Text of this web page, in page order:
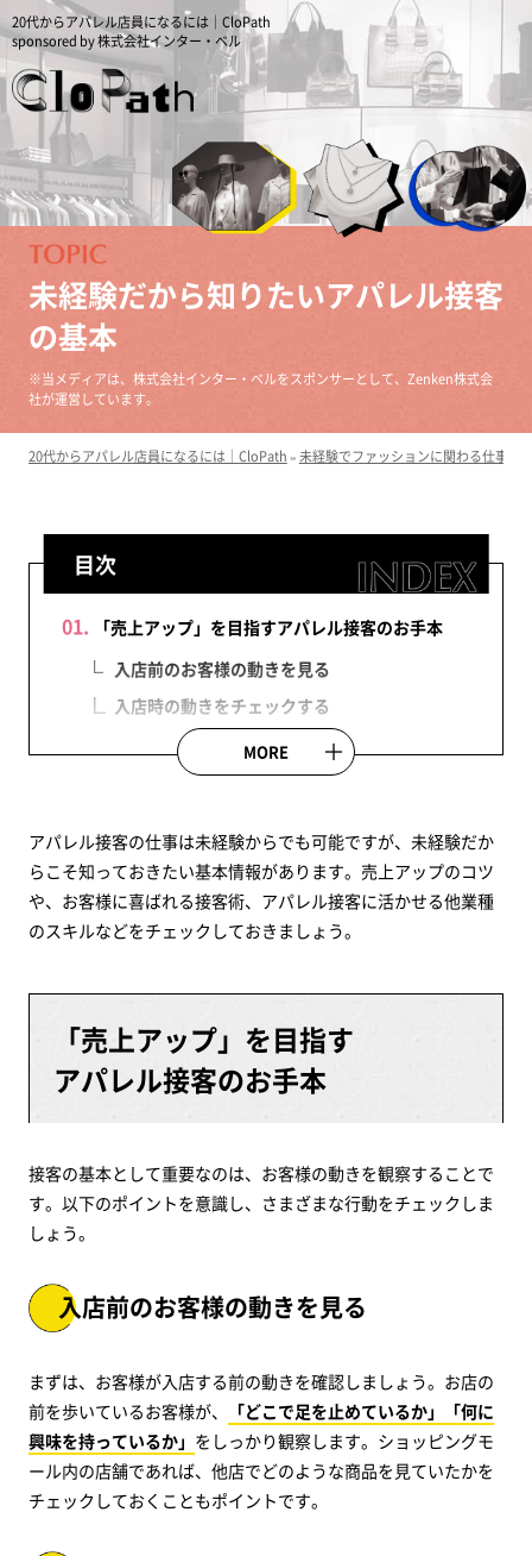
20代からアパレル店員になるには｜CloPath
sponsored by 株式会社インター・ベル
未経験だから知りたいアパレル接客
の基本
※当メディアは、株式会社インター・ベルをスポンサーとして、Zenken株式会
社が運営しています。
20代からアパレル店員になるには｜CloPath»未経験でファッションに関わる仕事を
目次
「売上アップ」を目指すアパレル接客のお手本
入店前のお客様の動きを見る
入店時の動きをチェックする
観察したデータを分析して接客に活かす
自責で考え、課題を見つける
快適に感じる「距離感」を保つ
無視されていると感じさせない
売り込まない営業トークで売上アップ
信頼を得ることが大切
語学を活かしたアパレル接客
MORE
アパレル接客の仕事は未経験からでも可能ですが、未経験だか
らこそ知っておきたい基本情報があります。売上アップのコツ
や、お客様に喜ばれる接客術、アパレル接客に活かせる他業種
のスキルなどをチェックしておきましょう。
「売上アップ」を目指す
アパレル接客のお手本
接客の基本として重要なのは、お客様の動きを観察することで
す。以下のポイントを意識し、さまざまな行動をチェックしま
しょう。
入店前のお客様の動きを見る
まずは、お客様が入店する前の動きを確認しましょう。お店の
前を歩いているお客様が、
「どこで足を止めているか」「何に
興味を持っているか」 をしっかり観察します。ショッピングモ
ール内の店舗であれば、他店でどのような商品を見ていたかを
チェックしておくこともポイントです。